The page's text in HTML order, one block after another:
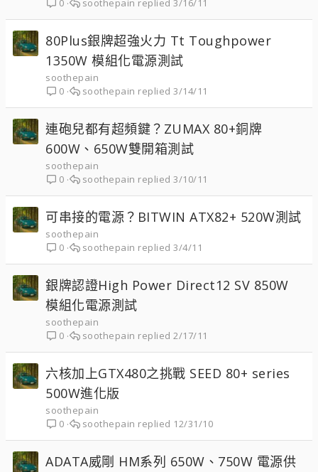
0 3/16/11
soothepain
80Plus銀牌超強火力 Tt Toughpower
1350W 模組化電源測試
soothepain
0
3/14/11
soothepain
連砲兒都有超頻鍵？ZUMAX 80+銅牌
600W、650W雙開箱測試
soothepain
0
3/10/11
soothepain
可串接的電源？BITWIN ATX82+ 520W測試
soothepain
0
3/4/11
soothepain
銀牌認證High Power Direct12 SV 850W
模組化電源測試
soothepain
0
2/17/11
soothepain
六核加上GTX480之挑戰 SEED 80+ series
500W進化版
soothepain
0
12/31/10
soothepain
ADATA威剛 HM系列 650W、750W 電源供